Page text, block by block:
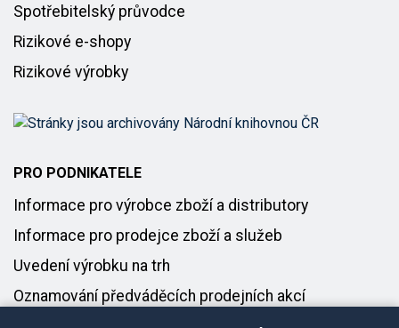
Spotřebitelský průvodce
Rizikové e-shopy
Rizikové výrobky
PRO PODNIKATELE
Informace pro výrobce zboží a distributory
Informace pro prodejce zboží a služeb
Uvedení výrobku na trh
Oznamování předváděcích prodejních akcí